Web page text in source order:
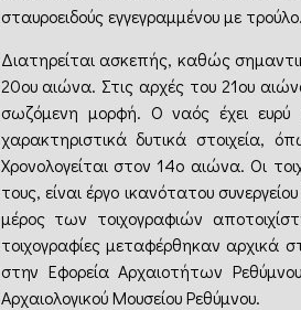
σταυροειδούς εγγεγραμμένου με τρούλο.
Διατηρείται ασκεπής, καθώς
20ου αιώνα. Στις αρχές του 21ου
σωζόμενη μορφή. Ο ναός έχει ευρύ
χαρακτηριστικά δυτικά στοιχεία,
Χρονολογείται στον 14ο αιώνα. Οι
τους, είναι έργο ικανότατου
μέρος των τοιχογραφιών
τοιχογραφίες μεταφέρθηκαν αρχικά
στην Εφορεία Αρχαιοτήτων
Αρχαιολογικού Μουσείου Ρεθύμνου.